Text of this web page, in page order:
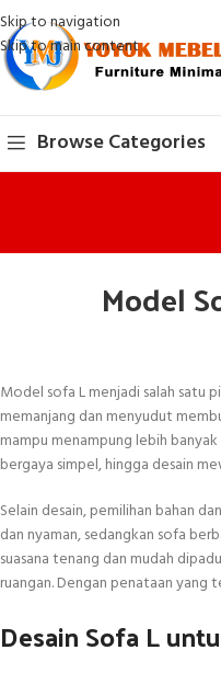
Skip to navigation
Skip to main content
Browse Categories
Model
Model sofa L menjadi salah satu
memanjang dan menyudut
mampu menampung lebih
bergaya simpel, hingga desain
Selain desain, pemilihan bahan
dan nyaman, sedangkan sofa
suasana tenang dan mudah
ruangan. Dengan penataan
Desain Sofa L